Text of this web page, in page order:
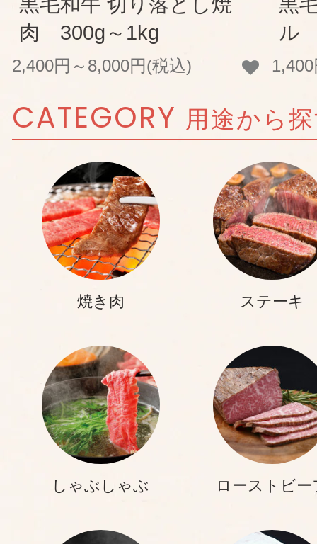
肉 300g～1kg
2,400円～8,000円(税込)
ル
CATEGORY 用途から
焼き肉 ステーキ
しゃぶしゃぶ ローストビー